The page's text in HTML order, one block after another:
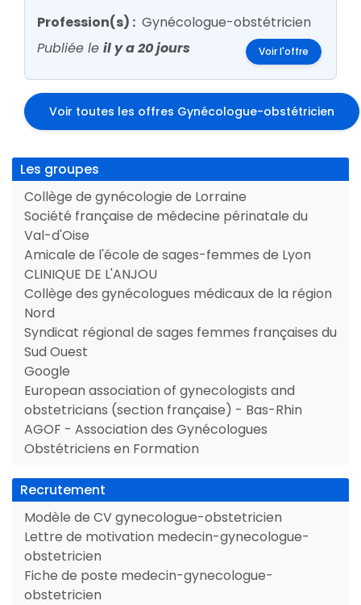
Profession(s) : Gynécologue-obstétricien
Publiée le il y a 20 jours Voir l'offre
Voir toutes les offres Gynécologue-obstétricien
Les groupes
Collège de gynécologie de Lorraine
Société française de médecine périnatale du
Val-d'Oise
Amicale de l'école de sages-femmes de Lyon
CLINIQUE DE L'ANJOU
Collège des gynécologues médicaux de la région
Nord
Syndicat régional de sages femmes françaises du
Sud Ouest
Google
European association of gynecologists and
obstetricians (section française) - Bas-Rhin
AGOF - Association des Gynécologues
Obstétriciens en Formation
Recrutement
Modèle de CV gynecologue-obstetricien
Lettre de motivation medecin-gynecologue-
obstetricien
Fiche de poste medecin-gynecologue-
obstetricien